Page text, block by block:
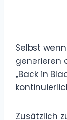
Selbst
generieren
„Back in
Zusätzlich